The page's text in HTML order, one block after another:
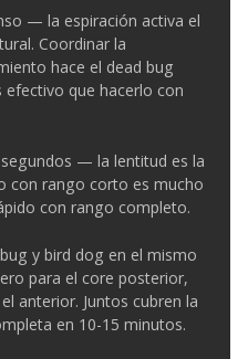
— la espiración activa el
Coordinar la
hace el dead bug
que hacerlo con
— la lentitud es la
con rango corto es mucho
con rango completo.
y bird dog en el mismo
para el core posterior,
anterior. Juntos cubren la
en 10-15 minutos.